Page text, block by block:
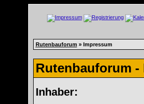
Rutenbauforum » Impressum
Rutenbauforum -
Inhaber: